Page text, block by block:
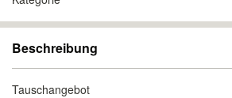
Beschreibung
Tauschangebot